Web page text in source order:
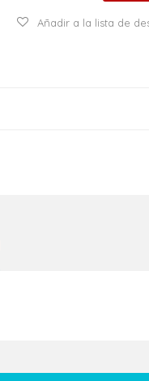
Añadir a la lista de